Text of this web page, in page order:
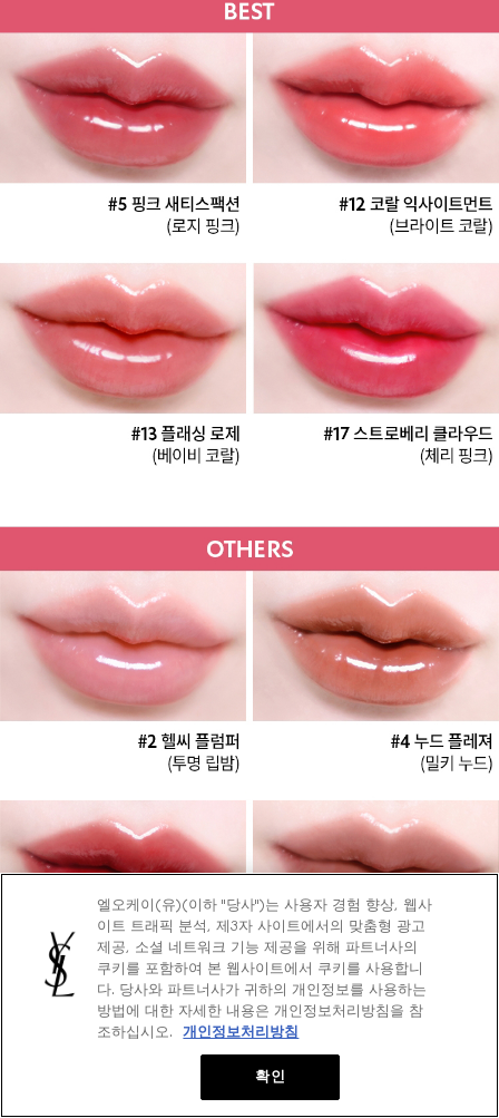
엘오케이(유)(이하 "당사")는 사용자 경험 향상, 웹사
이트 트래픽 분석, 제3자 사이트에서의 맞춤형 광고
제공, 소셜 네트워크 기능 제공을 위해 파트너사의
쿠키를 포함하여 본 웹사이트에서 쿠키를 사용합니
다. 당사와 파트너사가 귀하의 개인정보를 사용하는
방법에 대한 자세한 내용은 개인정보처리방침을 참
조하십시오.
개인정보처리방침
확인